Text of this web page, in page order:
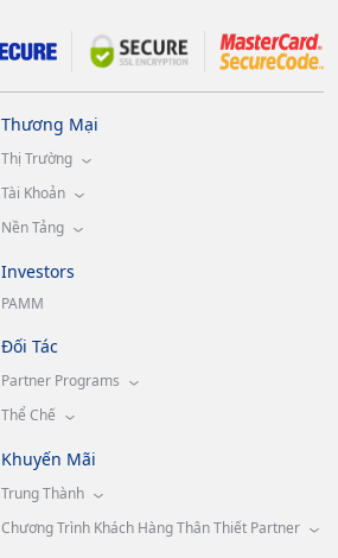
Thương Mại
Thị Trường
Tài Khoản
Nền Tảng
Investors
PAMM
Đối Tác
Partner Programs
Thể Chế
Khuyến Mãi
Trung Thành
Chương Trình Khách Hàng Thân Thiết Partner